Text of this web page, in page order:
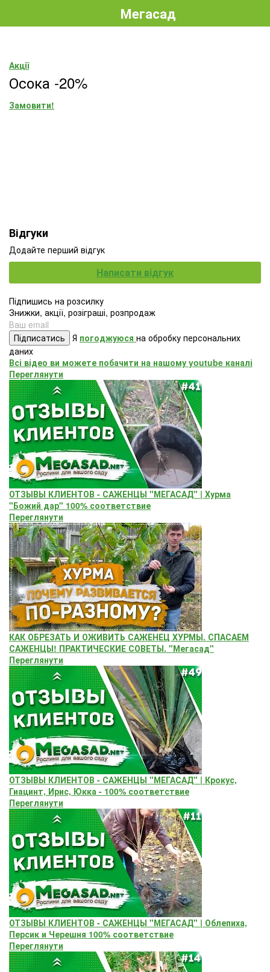
Мегасад
Акції
Осока -20%
Замовити!
Відгуки
Додайте перший відгук
Написати відгук
Підпишись на розсилку
Знижки, акції, розіграші, розпродаж
Підписатись Я погоджуюся на обробку персональних
даних
Всі відео ви можете побачити на нашому youtube каналі
Переглянути
ОТЗЫВЫ КЛИЕНТОВ - САЖЕНЦЫ "МЕГАСАД" | Хурма
"Божий дар" ​100% соответствие
Переглянути
КАК ОБРЕЗАТЬ И ОЖИВИТЬ САЖЕНЕЦ ХУРМЫ. СПАСАЕМ
САЖЕНЦЫ! ПРАКТИЧЕСКИЕ СОВЕТЫ. "Мегасад"
Переглянути
ОТЗЫВЫ КЛИЕНТОВ - САЖЕНЦЫ "МЕГАСАД" | Крокус,
Гиацинт, Ирис, Юкка - 100% соответствие
Переглянути
ОТЗЫВЫ КЛИЕНТОВ - САЖЕНЦЫ "МЕГАСАД" | Облепиха,
Персик и Черешня 100% соответствие
Переглянути